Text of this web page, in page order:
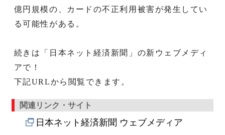
億円規模の、カードの不正利用被害が発生してい
る可能性がある。
続きは「日本ネット経済新聞」の新ウェブメディ
アで！
下記URLから閲覧できます。
関連リンク・サイト
日本ネット経済新聞 ウェブメディア